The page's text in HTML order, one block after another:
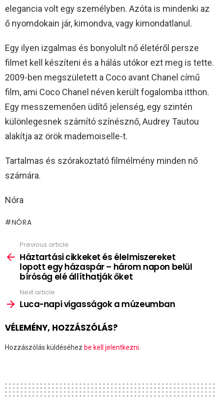
elegancia volt egy személyben. Azóta is mindenki az
ő nyomdokain jár, kimondva, vagy kimondatlanul.
Egy ilyen izgalmas és bonyolult nő életéről persze
filmet kell készíteni és a hálás utókor ezt meg is tette.
2009-ben megszületett a Coco avant Chanel című
film, ami Coco Chanel néven került fogalomba itthon.
Egy messzemenően üdítő jelenség, egy szintén
különlegesnek számító színésznő, Audrey Tautou
alakítja az örök mademoiselle-t.
Tartalmas és szórakoztató filmélmény minden nő
számára.
Nóra
NÓRA
more
Previous article
Háztartási cikkeket és élelmiszereket
lopott egy házaspár – három napon belül
bíróság elé állíthatják őket
Next article
Luca-napi vigasságok a múzeumban
VÉLEMÉNY, HOZZÁSZÓLÁS?
Hozzászólás küldéséhez be kell jelentkezni